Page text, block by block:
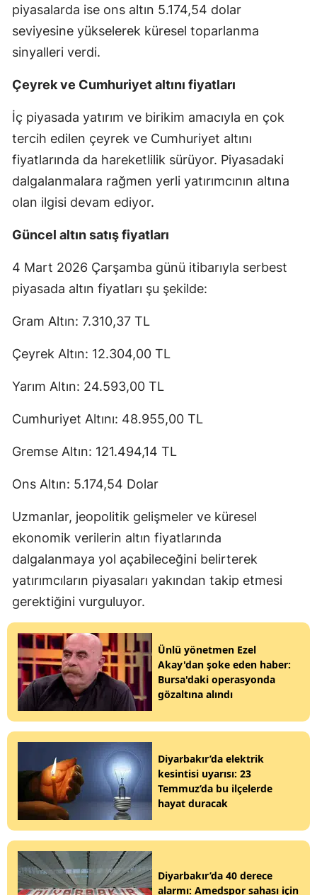
piyasalarda ise ons altın 5.174,54 dolar
seviyesine yükselerek küresel toparlanma
sinyalleri verdi.
Çeyrek ve Cumhuriyet altını fiyatları
İç piyasada yatırım ve birikim amacıyla en çok
tercih edilen çeyrek ve Cumhuriyet altını
fiyatlarında da hareketlilik sürüyor. Piyasadaki
dalgalanmalara rağmen yerli yatırımcının altına
olan ilgisi devam ediyor.
Güncel altın satış fiyatları
4 Mart 2026 Çarşamba günü itibarıyla serbest
piyasada altın fiyatları şu şekilde:
Gram Altın: 7.310,37 TL
Çeyrek Altın: 12.304,00 TL
Yarım Altın: 24.593,00 TL
Cumhuriyet Altını: 48.955,00 TL
Gremse Altın: 121.494,14 TL
Ons Altın: 5.174,54 Dolar
Uzmanlar, jeopolitik gelişmeler ve küresel
ekonomik verilerin altın fiyatlarında
dalgalanmaya yol açabileceğini belirterek
yatırımcıların piyasaları yakından takip etmesi
gerektiğini vurguluyor.
Ünlü yönetmen Ezel
Akay'dan şoke eden haber:
Bursa'daki operasyonda
gözaltına alındı
Diyarbakır’da elektrik
kesintisi uyarısı: 23
Temmuz’da bu ilçelerde
hayat duracak
Diyarbakır’da 40 derece
alarmı: Amedspor sahası için